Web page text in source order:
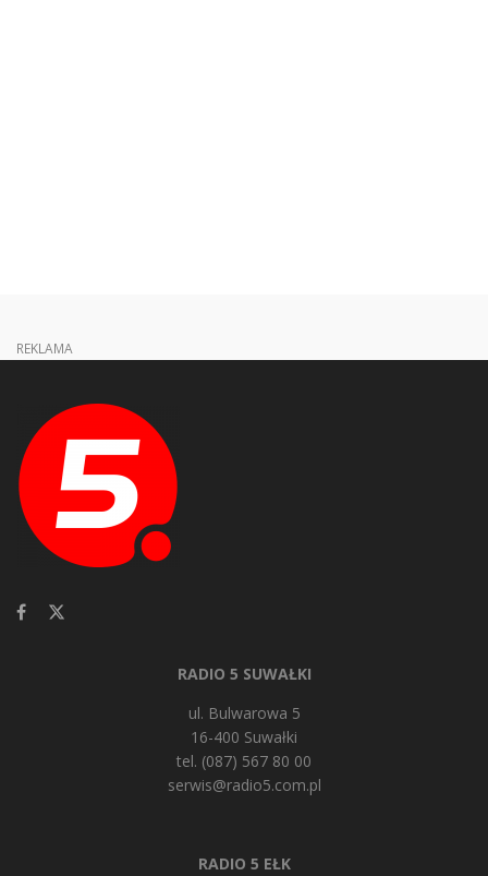
REKLAMA
RADIO 5 SUWAŁKI
ul. Bulwarowa 5
16-400 Suwałki
tel. (087) 567 80 00
serwis@radio5.com.pl
RADIO 5 EŁK